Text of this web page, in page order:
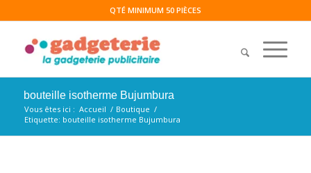
QTÉ MINIMUM 50 PIÈCES
bouteille isotherme Bujumbura
Vous êtes ici : Accueil / Boutique /
Etiquette: bouteille isotherme Bujumbura